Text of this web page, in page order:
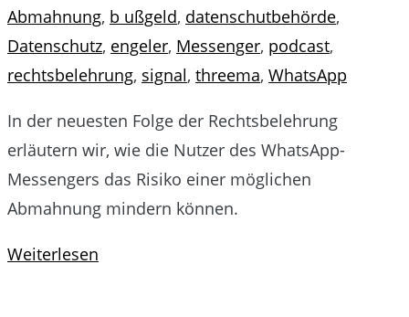
Abmahnung, b ußgeld, datenschutbehörde,
Datenschutz, engeler, Messenger, podcast,
rechtsbelehrung, signal, threema, WhatsApp
In der neuesten Folge der Rechtsbelehrung
erläutern wir, wie die Nutzer des WhatsApp-
Messengers das Risiko einer möglichen
Abmahnung mindern können.
Weiterlesen